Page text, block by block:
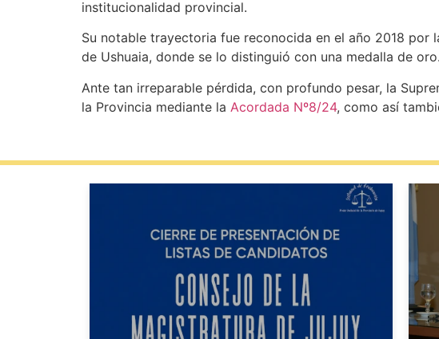
institucionalidad provincial.
Su notable trayectoria fue reconocida en el año 2018 por
de Ushuaia, donde se lo distinguió con una medalla de oro.
Ante tan irreparable pérdida, con profundo pesar, la
la Provincia mediante la Acordada Nº8/24, como así